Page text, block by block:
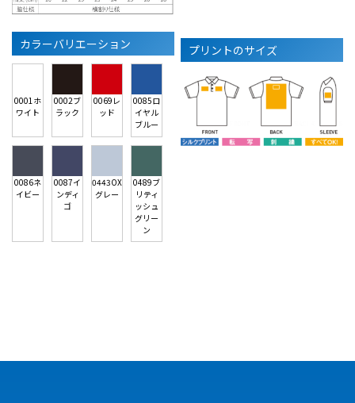
カラーバリエーション
0001ホ
ワイト
0002ブ
ラック
0069レ
ッド
0085ロ
イヤル
ブルー
0086ネ
イビー
0087イ
ンディ
ゴ
0443OX
グレー
0489ブ
リティ
ッシュ
グリー
ン
プリントのサイズ